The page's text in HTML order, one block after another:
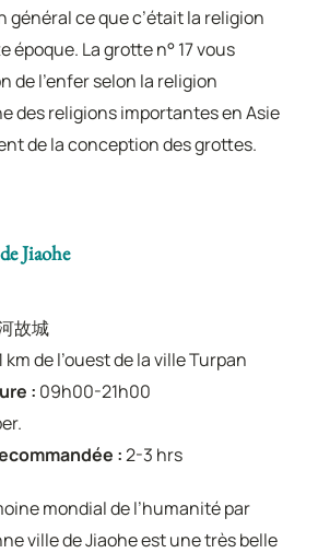
général ce que c’était la religion
époque. La grotte n° 17 vous
de l’enfer selon la religion
des religions importantes en Asie
de la conception des grottes.
Jiaohe
故城
km de l’ouest de la ville Turpan
: 09h00-21h00
:2-3 hrs
mondial de l’humanité par
ville de Jiaohe est une très belle